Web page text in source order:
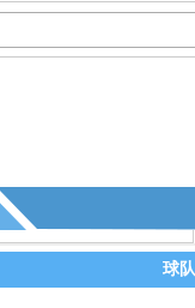
了沙尔克
比锡换人，海
射偏 - (RB莱比
球